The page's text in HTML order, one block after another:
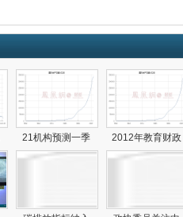
21机构预测一季 2012年教育财政